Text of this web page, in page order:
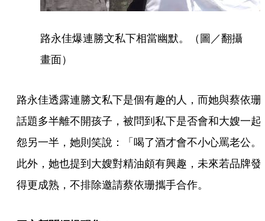
路永佳爆連勝文私下相當幽默。（圖／翻攝
畫面）
路永佳透露連勝文私下是個有趣的人，而她與蔡依珊
話題多半離不開孩子，被問到私下是否會和大嫂一起
怨另一半，她則笑說：「喝了酒才會不小心罵老公。
此外，她也提到大嫂對精油頗有興趣，未來若品牌發
得更成熟，不排除邀請蔡依珊攜手合作。